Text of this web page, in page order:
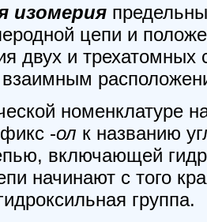
изомерия
цепи и
двух и трехатомных
взаимным
номенклатуре
-ол к названию
включающей
начинают с того
группа.